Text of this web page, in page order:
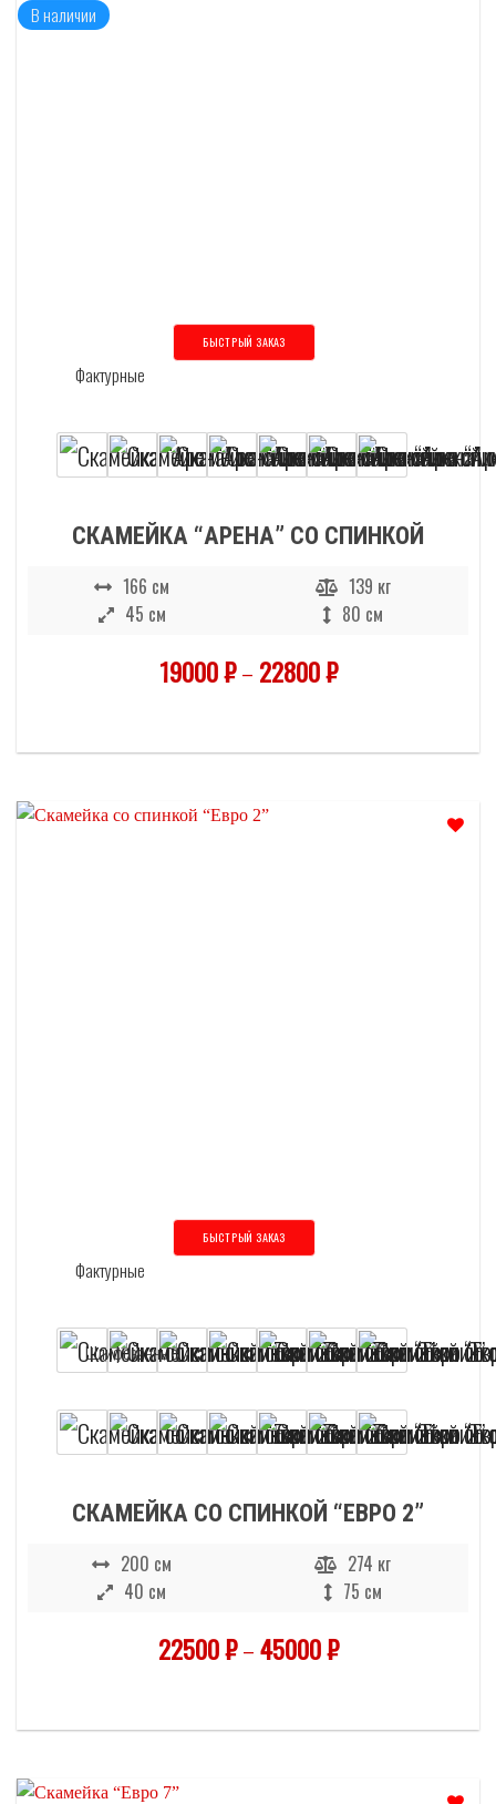
В наличии
БЫСТРЫЙ ЗАКАЗ
СКАМЕЙКА “АРЕНА” СО СПИНКОЙ
166 см
139 кг
45 см
80 см
19000₽– 22800₽
БЫСТРЫЙ ЗАКАЗ
СКАМЕЙКА СО СПИНКОЙ “ЕВРО 2”
200 см
274 кг
40 см
75 см
22500₽–45000₽